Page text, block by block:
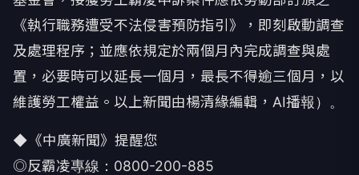
《執行職務遭受不法侵害預防指引》，即刻啟動調查
及處理程序；並應依規定於兩個月內完成調查與處
置，必要時可以延長一個月，最長不得逾三個月，以
維護勞工權益。以上新聞由楊清緣編輯，AI播報）。
◆《中廣新聞》提醒您
◎反霸凌專線：0800-200-885